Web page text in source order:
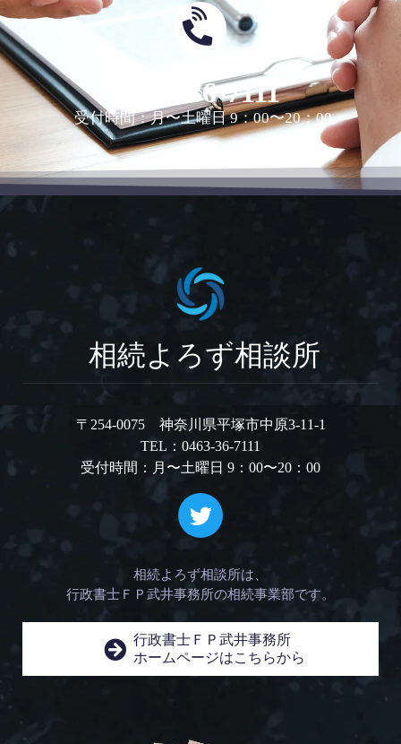
0463-36-7111
受付時間：月〜土曜日 9：00〜20：00
相続よろず相談所
〒254-0075 神奈川県平塚市中原3-11-1
TEL：0463-36-7111
受付時間：月〜土曜日 9：00〜20：00
相続よろず相談所は、
行政書士ＦＰ武井事務所の相続事業部です。
行政書士ＦＰ武井事務所
ホームページはこちらから